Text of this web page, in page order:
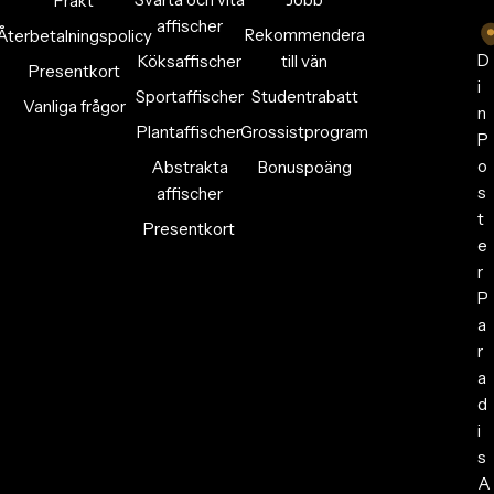
Presentkort
Vanliga frågor
affischer
Köksaffischer
Sportaffischer
Plantaffischer
Abstrakta
affischer
Presentkort
Rekommendera
till vän
Studentrabatt
Grossistprogram
Bonuspoäng
D
i
n
P
o
s
t
e
r
P
a
r
a
d
i
s
A